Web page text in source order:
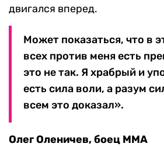
двигался вперед.
Может показаться, что в
всех против меня есть
это не так. Я храбрый и
есть сила воли, а разум
всем это доказал».
Олег Оленичев, боец MMA